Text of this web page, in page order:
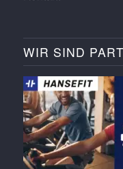
WIR SIND